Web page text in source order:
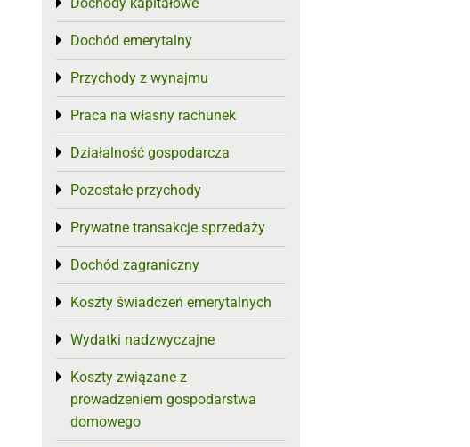
Toggle menu
Dochód emerytalny
Toggle menu
Przychody z wynajmu
Toggle menu
Praca na własny rachunek
Toggle menu
Działalność gospodarcza
Toggle menu
Pozostałe przychody
Toggle menu
Prywatne transakcje sprzedaży
Toggle menu
Dochód zagraniczny
Toggle menu
Koszty świadczeń emerytalnych
Toggle menu
Wydatki nadzwyczajne
Toggle menu
Koszty związane z
prowadzeniem gospodarstwa
domowego
Toggle menu